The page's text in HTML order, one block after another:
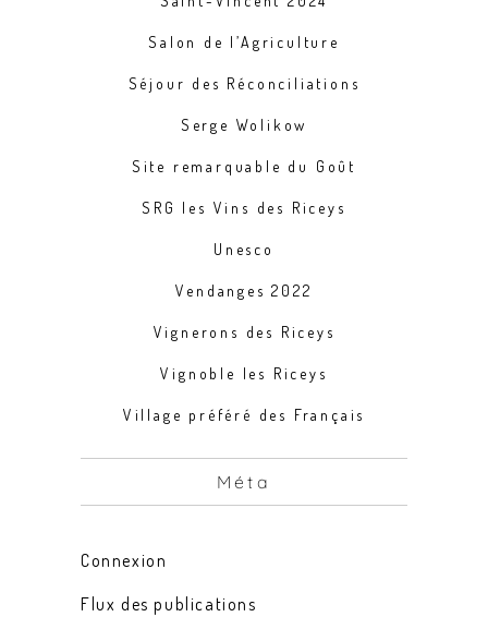
Salon de l’Agriculture
Séjour des Réconciliations
Serge Wolikow
Site remarquable du Goût
SRG les Vins des Riceys
Unesco
Vendanges 2022
Vignerons des Riceys
Vignoble les Riceys
Village préféré des Français
Méta
Connexion
Flux des publications